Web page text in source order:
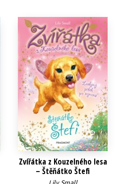
Zvířátka z Kouzelného lesa
– Štěňátko Štefi